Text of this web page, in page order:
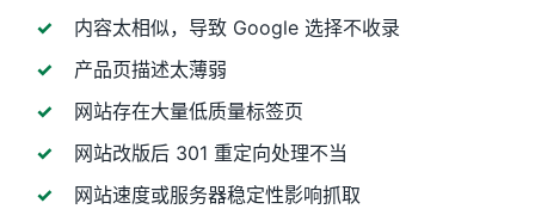
内容太相似，导致 Google 选择不收录
产品页描述太薄弱
网站存在大量低质量标签页
网站改版后 301 重定向处理不当
网站速度或服务器稳定性影响抓取